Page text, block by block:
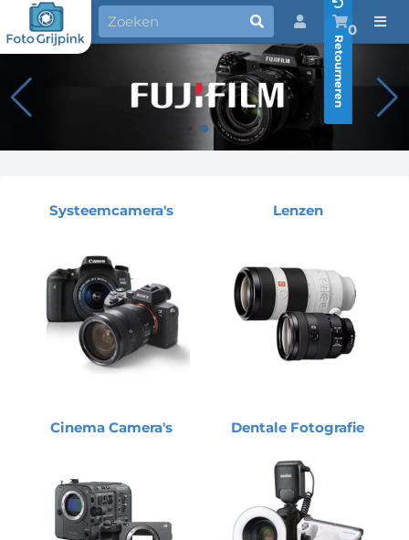
0
Retourneren
Systeemcamera's Lenzen
Cinema Camera's Dentale Fotografie